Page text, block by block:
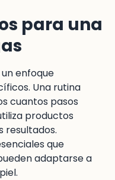
para una
enfoque
Una rutina
cuantos pasos
productos
resultados.
que
adaptarse a